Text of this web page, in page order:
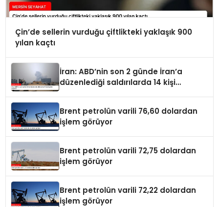
Çin’de sellerin vurduğu çiftlikteki yaklaşık 900
yılan kaçtı
İran: ABD’nin son 2 günde İran’a
düzenlediği saldırılarda 14 kişi
Brent petrolün varili 76,60 dolardan
işlem görüyor
Brent petrolün varili 72,75 dolardan
işlem görüyor
Brent petrolün varili 72,22 dolardan
işlem görüyor